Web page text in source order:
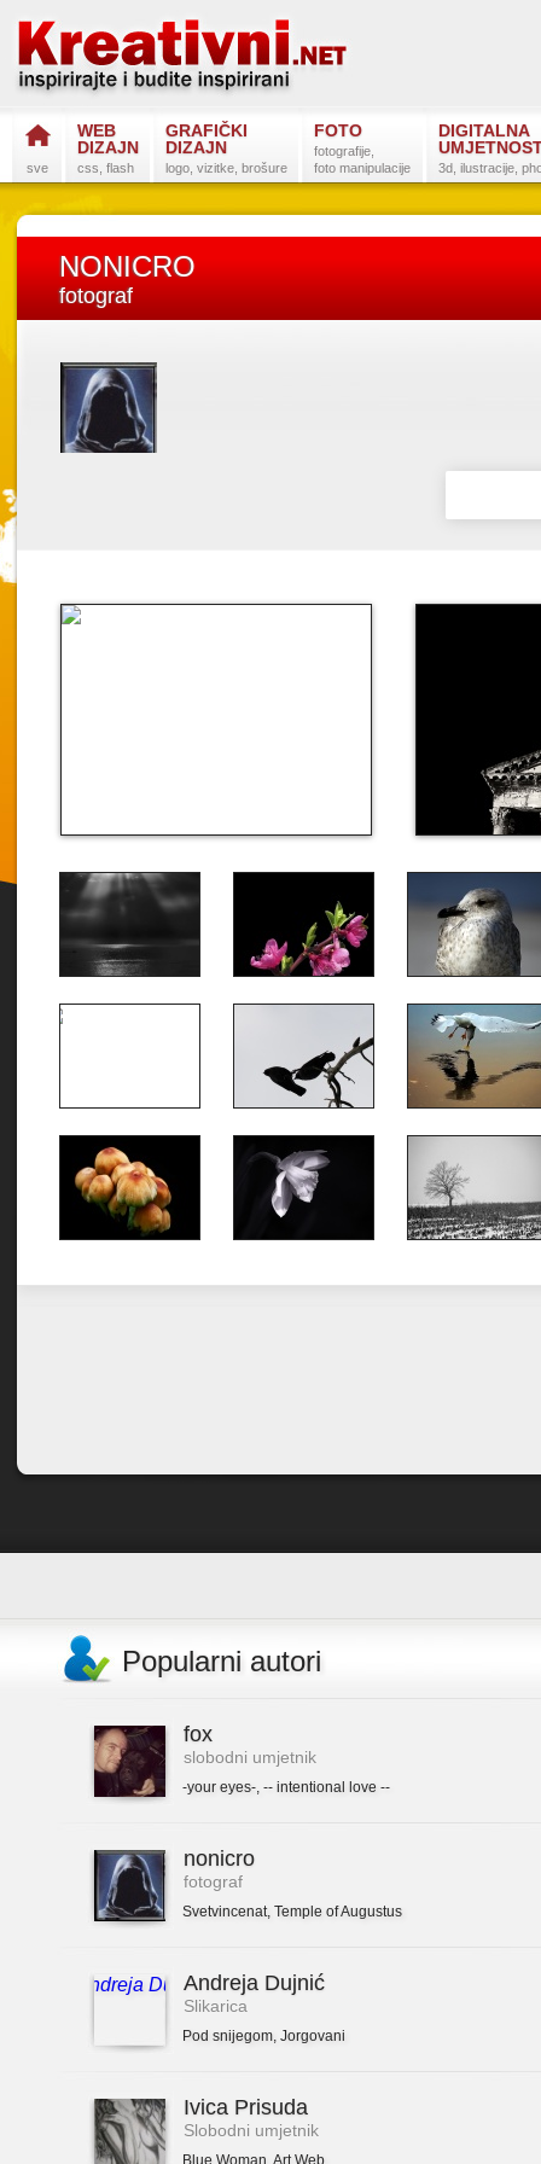
sve
WEB
DIZAJN
css, flash
GRAFIČKI
DIZAJN
logo, vizitke, brošure
FOTO
fotografije,
foto manipulacije
DIGITALNA
3d, ilustracije,
NONICRO
fotograf
Postanite
Popularni autori
fox
slobodni umjetnik
-your eyes-, -- intentional love --
nonicro
fotograf
Svetvincenat, Temple of Augustus
Andreja Dujnić
Slikarica
Pod snijegom, Jorgovani
Ivica Prisuda
Slobodni umjetnik
Blue Woman Art Web